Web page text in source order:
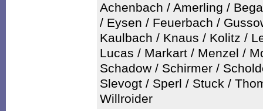
Achenbach / Amerling /
/ Eysen / Feuerbach /
Kaulbach / Knaus / Kolitz /
Lucas / Markart / Menzel /
Schadow / Schirmer /
Slevogt / Sperl / Stuck /
Willroider